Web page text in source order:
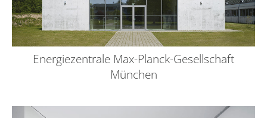
Energiezentrale Max-Planck-Gesellschaft
München